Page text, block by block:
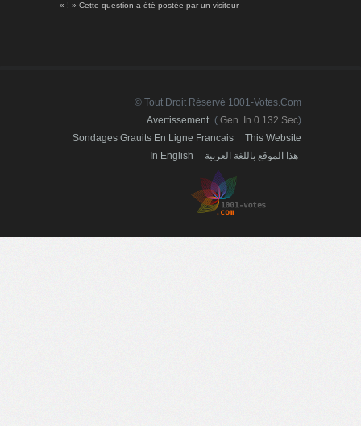
« ! » Cette question a été postée par un visiteur
© Tout Droit Réservé 1001-Votes.com
Avertissement ( Gen. In 0.132 Sec)
Sondages Grauits En Ligne Francais
This Website
In English
هذا الموقع باللغة العربية